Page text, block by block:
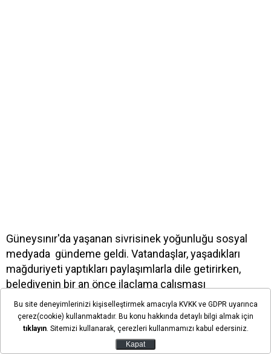
Güneysınır'da yaşanan sivrisinek yoğunluğu sosyal
medyada gündeme geldi. Vatandaşlar, yaşadıkları
mağduriyeti yaptıkları paylaşımlarla dile getirirken,
belediyenin bir an önce ilaçlama çalışması
başlatmasını istedi.
Bu site deneyimlerinizi kişiselleştirmek amacıyla KVKK ve GDPR uyarınca
çerez(cookie) kullanmaktadır. Bu konu hakkında detaylı bilgi almak için
tıklayın. Sitemizi kullanarak, çerezleri kullanmamızı kabul edersiniz.
Kapat